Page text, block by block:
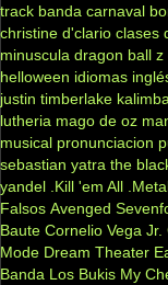
track banda carnaval
christine d'clario clases
minuscula dragon ball z
helloween idiomas
justin timberlake kalimba
lutheria mago de oz
musical pronunciacion
sebastian yatra the
yandel .Kill 'em All
Falsos Avenged
Baute Cornelio Vega Jr.
Mode Dream Theater
Banda Los Bukis My